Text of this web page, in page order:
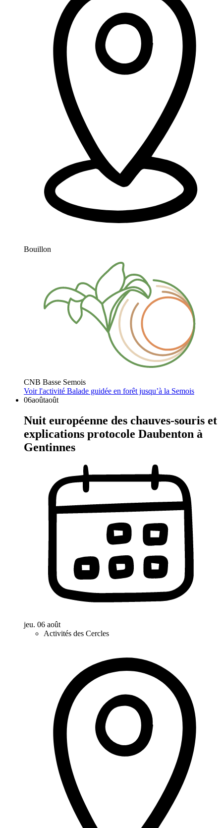
Bouillon
CNB Basse Semois
Voir l'activité Balade guidée en forêt jusqu’à la Semois
06aoûtaoût
Nuit européenne des chauves-souris et
explications protocole Daubenton à
Gentinnes
jeu. 06 août
Activités des Cercles